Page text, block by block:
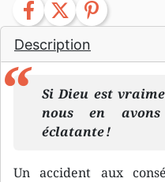
Description
Si Dieu est
nous en
éclatante !
Un accident aux
facebook twitter pinterest